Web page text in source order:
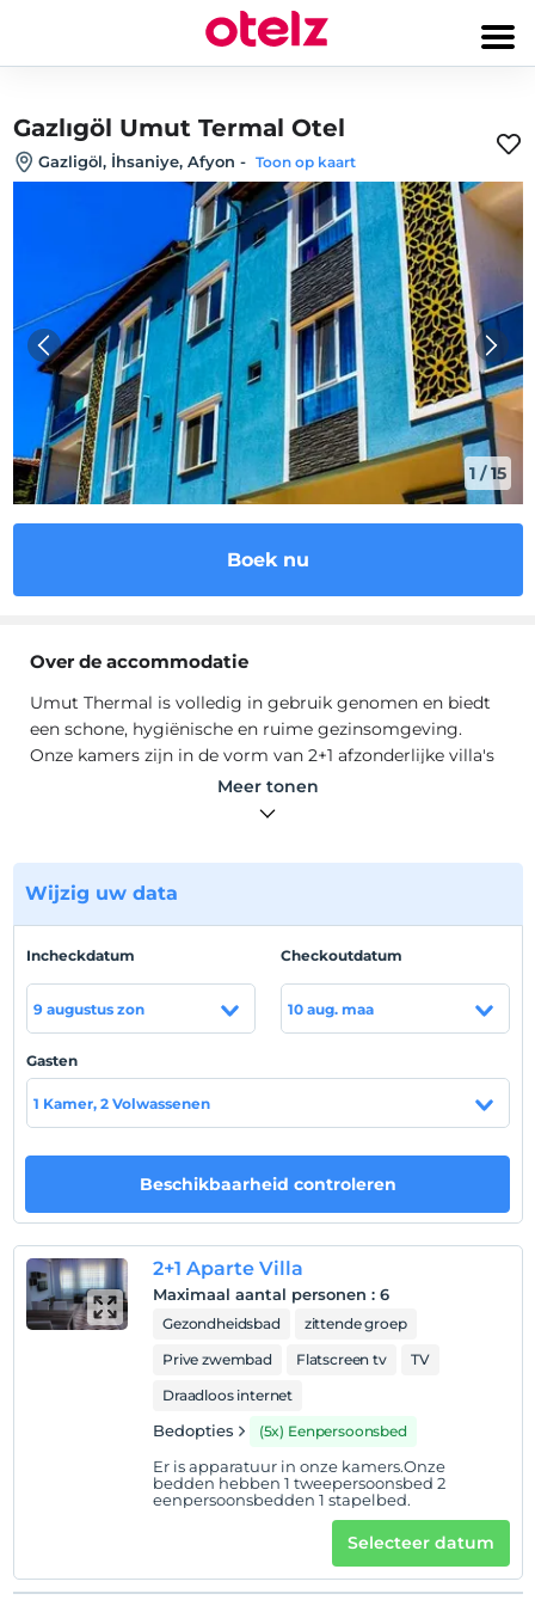
Gazlıgöl Umut Termal Otel
Gazligöl, İhsaniye, Afyon - Toon op kaart
1 /15
Boek nu
Over de accommodatie
Umut Thermal is volledig in gebruik genomen en biedt
een schone, hygiënische en ruime gezinsomgeving.
Onze kamers zijn in de vorm van 2+1 afzonderlijke villa's
en zijn volledig luxueus. Onze zwembaden zijn 10 ton en
zijn volledig gevuld met thermaal water.
gebruik genomen familiale omgeving biedt. Onze kamers zijn in de
vorm van 2+1 afzonderlijke villa's en zijn volledig luxueus. Onze
Locatie
Onze faciliteit is gelegen op een rustige locatie, op 5
minuten van het stadscentrum.
Check in
Na 12:00
Uitchecken
Voor 10:00
Huisdieren niet toegestaan
rookvrije kamers
Baby's jonger dan 2 worden niet in rekening gebracht
Faciliteit heeft geen gratis voor kinderen-beleid
Meer tonen
Wijzig uw data
Incheckdatum
9 augustus zon
Checkoutdatum
10 aug. maa
Gasten
1 Kamer, 2 Volwassenen
Beschikbaarheid controleren
2+1 Aparte Villa
Maximaal aantal personen : 6
Gezondheidsbad
zittende groep
Prive zwembad
Flatscreen tv
TV
Draadloos internet
Bedopties (5x) Eenpersoonsbed
Er is apparatuur in onze kamers.Onze
bedden hebben 1 tweepersoonsbed 2
eenpersoonsbedden 1 stapelbed.
Selecteer datum